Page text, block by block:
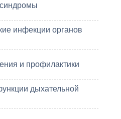
инфекции органов
и профилактики
дыхательной